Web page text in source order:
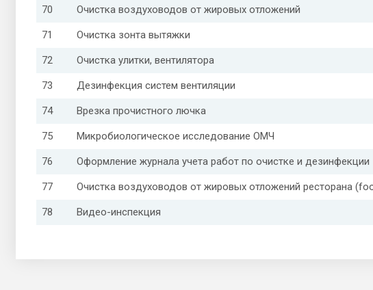
70 Очистка воздуховодов от жировых отложений
71 Очистка зонта вытяжки
72 Очистка улитки, вентилятора
73 Дезинфекция систем вентиляции
74 Врезка прочистного лючка
75 Микробиологическое исследование ОМЧ
76 Оформление журнала учета работ по очистке и дезинфекции
77 Очистка воздуховодов от жировых отложений ресторана
78 Видео-инспекция